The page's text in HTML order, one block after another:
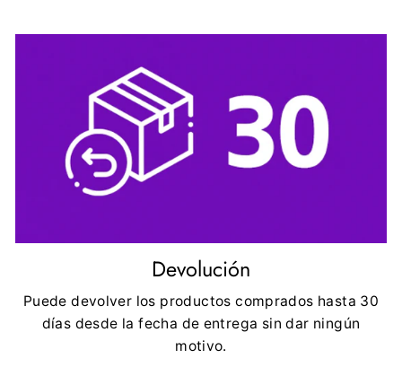
Devolución
Puede devolver los productos comprados hasta 30
días desde la fecha de entrega sin dar ningún
motivo.